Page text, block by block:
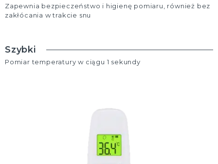
Zapewnia bezpieczeństwo i higienę pomiaru, również bez
zakłócania w trakcie snu
Szybki
Pomiar temperatury w ciągu 1 sekundy